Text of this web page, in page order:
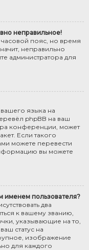
неправильное!
пояс, но время
неправильно
администратора для
языка на
phpBB на ваш
конференции, может
Если такого
можете перевести
вы можете
именем пользователя?
два
к вашему званию,
указывающие на то,
статус на
изображение
для каждого